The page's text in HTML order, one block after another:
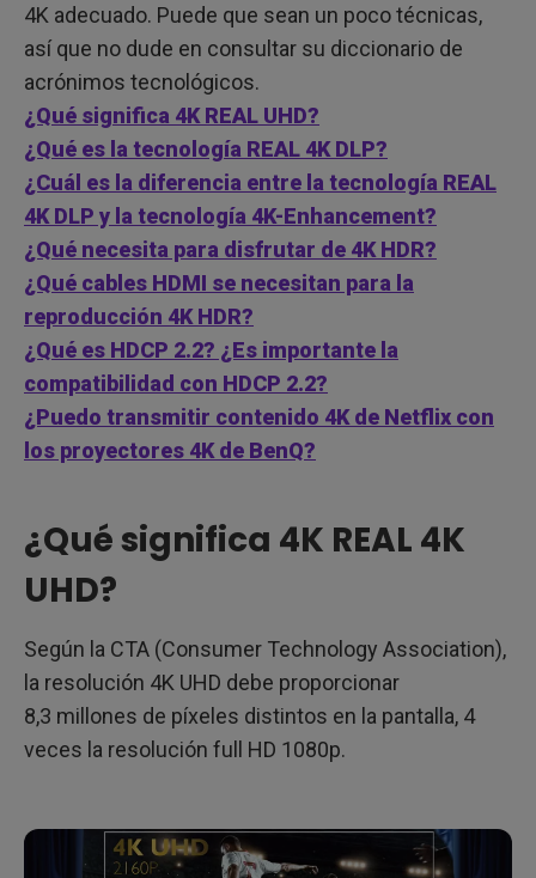
4K adecuado. Puede que sean un poco técnicas,
así que no dude en consultar su diccionario de
acrónimos tecnológicos.
¿Qué significa 4K REAL UHD?
¿Qué es la tecnología REAL 4K DLP?
¿Cuál es la diferencia entre la tecnología REAL
4K DLP y la tecnología 4K-Enhancement?
¿Qué necesita para disfrutar de 4K HDR?
¿Qué cables HDMI se necesitan para la
reproducción 4K HDR?
¿Qué es HDCP 2.2? ¿Es importante la
compatibilidad con HDCP 2.2?
¿Puedo transmitir contenido 4K de Netflix con
los proyectores 4K de BenQ?
¿Qué significa 4K REAL 4K
UHD?
Según la CTA (Consumer Technology Association),
la resolución 4K UHD debe proporcionar
8,3 millones de píxeles distintos en la pantalla, 4
veces la resolución full HD 1080p.